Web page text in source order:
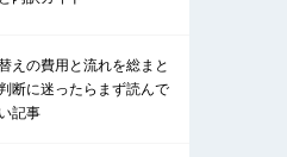
えの費用と流れを総まと
断に迷ったらまず読んで
記事